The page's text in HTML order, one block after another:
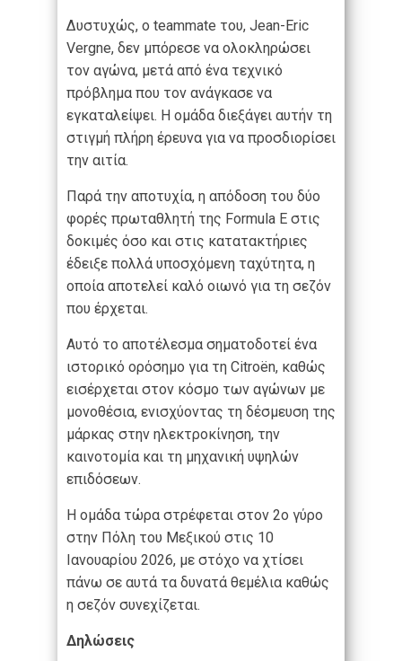
Δυστυχώς, ο teammate του, Jean-Eric
Vergne, δεν μπόρεσε να ολοκληρώσει
τον αγώνα, μετά από ένα τεχνικό
πρόβλημα που τον ανάγκασε να
εγκαταλείψει. Η ομάδα διεξάγει αυτήν τη
στιγμή πλήρη έρευνα για να προσδιορίσει
την αιτία.
Παρά την αποτυχία, η απόδοση του δύο
φορές πρωταθλητή της Formula E στις
δοκιμές όσο και στις κατατακτήριες
έδειξε πολλά υποσχόμενη ταχύτητα, η
οποία αποτελεί καλό οιωνό για τη σεζόν
που έρχεται.
Αυτό το αποτέλεσμα σηματοδοτεί ένα
ιστορικό ορόσημο για τη Citroën, καθώς
εισέρχεται στον κόσμο των αγώνων με
μονοθέσια, ενισχύοντας τη δέσμευση της
μάρκας στην ηλεκτροκίνηση, την
καινοτομία και τη μηχανική υψηλών
επιδόσεων.
Η ομάδα τώρα στρέφεται στον 2ο γύρο
στην Πόλη του Μεξικού στις 10
Ιανουαρίου 2026, με στόχο να χτίσει
πάνω σε αυτά τα δυνατά θεμέλια καθώς
η σεζόν συνεχίζεται.
Δηλώσεις